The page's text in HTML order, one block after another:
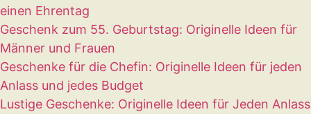
einen Ehrentag
Geschenk zum 55. Geburtstag: Originelle Ideen für
Männer und Frauen
Geschenke für die Chefin: Originelle Ideen für jeden
Anlass und jedes Budget
Lustige Geschenke: Originelle Ideen für Jeden Anlass